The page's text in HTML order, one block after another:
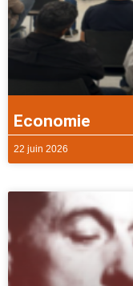
Economie
22 juin 2026